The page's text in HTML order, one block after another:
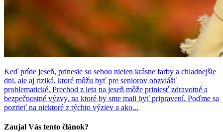
Keď príde jeseň, prinesie so sebou nielen krásne farby a chladnejšie
dni, ale aj riziká, ktoré môžu byť pre seniorov obzvlášť
problematické. Prechod z leta na jeseň môže priniesť zdravotné a
bezpečnostné výzvy, na ktoré by sme mali byť pripravení. Poďme sa
pozrieť na niektoré z týchto výziev a ako...
Zaujal Vás tento článok?